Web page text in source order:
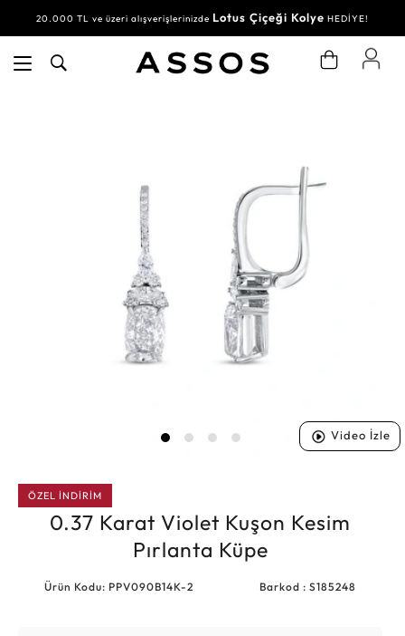
20.000 TL ve üzeri alışverişlerinizde Lotus Çiçeği Kolye HEDİYE!
Video İzle
ÖZEL İNDİRİM
0.37 Karat Violet Kuşon Kesim
Pırlanta Küpe
Ürün Kodu: PPV090B14K-2 Barkod : S185248